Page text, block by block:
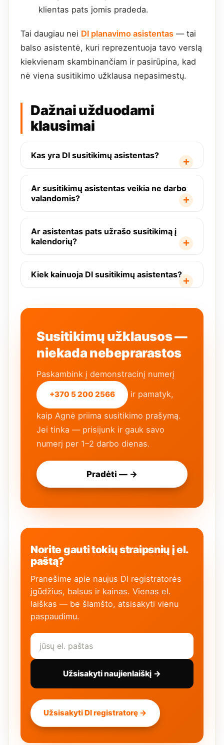
klientas pats jomis pradeda.
Tai daugiau nei DI planavimo asistentas — tai
balso asistentė, kuri reprezentuoja tavo verslą
kiekvienam skambinančiam ir pasirūpina, kad
nė viena susitikimo užklausa nepasimestų.
Dažnai užduodami
klausimai
Kas yra DI susitikimų asistentas?
Ar susitikimų asistentas veikia ne darbo
valandomis?
Ar asistentas pats užrašo susitikimą į
kalendorių?
Kiek kainuoja DI susitikimų asistentas?
Susitikimų užklausos —
niekada nebeprarastos
Paskambink į demonstracinį numerį
+370 5 200 2566 ir pamatyk,
kaip Agnė priima susitikimo prašymą.
Jei tinka — prisijunk ir gauk savo
numerį per 1–2 darbo dienas.
Pradėti — →
Norite gauti tokių straipsnių į el.
paštą?
Pranešime apie naujus DI registratorės
įgūdžius, balsus ir kainas. Vienas el.
laiškas — be šlamšto, atsisakyti vienu
paspaudimu.
Užsisakyti naujienlaiškį →
Užsisakyti DI registratorę →